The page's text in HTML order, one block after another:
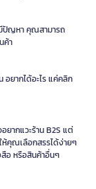
มีปัญหา คุณสามารถ
ค้า
ยากได้อะไร แค่คลิก
ยากแวะร้าน B2S แต่
ห้คุณเลือกสรรได้ง่ายๆ
อ หรือสินค้าอื่นๆ